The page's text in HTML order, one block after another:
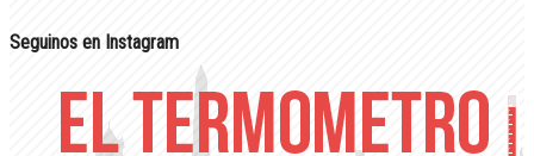
Seguinos en Instagram